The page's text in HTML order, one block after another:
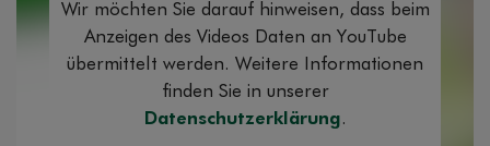
Wir möchten Sie darauf hinweisen, dass beim
Anzeigen des Videos Daten an YouTube
übermittelt werden. Weitere Informationen
finden Sie in unserer
Datenschutzerklärung.